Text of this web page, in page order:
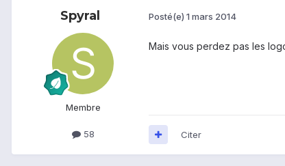
Spyral
Membre
58
Posté(e) 1 mars 2014
Mais vous perdez pas les
Citer